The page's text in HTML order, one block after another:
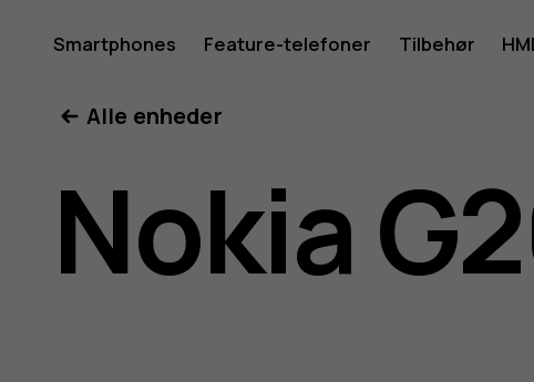
til
Nokia
Smartphones Feature-telefoner Tilbehør
Alle enheder
Nokia